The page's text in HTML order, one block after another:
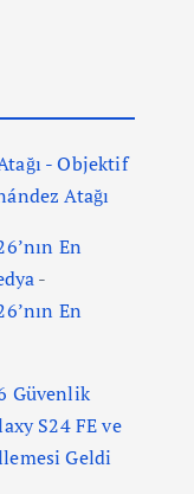
- Objektif
Atağı
En
-
En
Güvenlik
S24 FE ve
Geldi